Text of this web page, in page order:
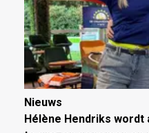
Nieuws
Hélène Hendriks